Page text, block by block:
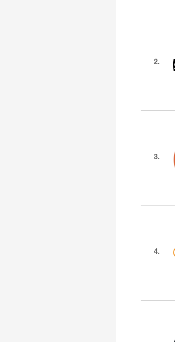
2.
3.
4.